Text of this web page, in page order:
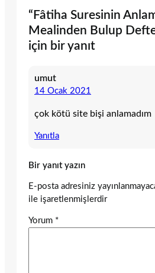
“Fâtiha Suresinin
Mealinden Bulup
için bir yanıt
umut
14 Ocak 2021
çok kötü site bişi anlamadım
Yanıtla
Bir yanıt yazın
E-posta adresiniz
ile işaretlenmişlerdir
Yorum *